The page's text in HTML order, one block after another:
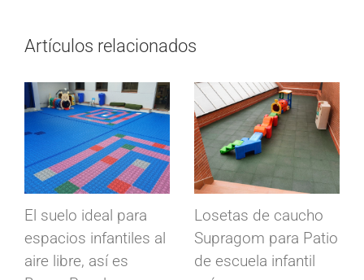
Artículos relacionados
El suelo ideal para
espacios infantiles al
aire libre, así es
Losetas de caucho
Supragom para Patio
de escuela infantil